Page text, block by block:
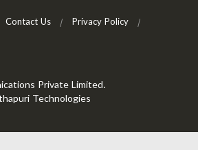
Contact Us
Privacy Policy
Private Limited.
Technologies